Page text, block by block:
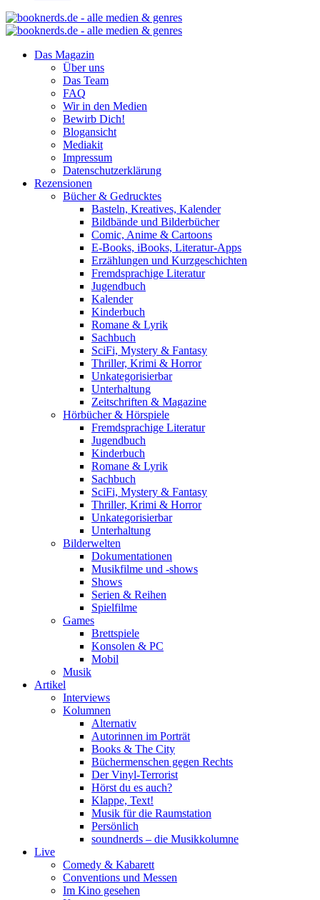
Das Magazin
Über uns
Das Team
FAQ
Wir in den Medien
Bewirb Dich!
Blogansicht
Mediakit
Impressum
Datenschutzerklärung
Rezensionen
Bücher & Gedrucktes
Basteln, Kreatives, Kalender
Bildbände und Bilderbücher
Comic, Anime & Cartoons
E-Books, iBooks, Literatur-Apps
Erzählungen und Kurzgeschichten
Fremdsprachige Literatur
Jugendbuch
Kalender
Kinderbuch
Romane & Lyrik
Sachbuch
SciFi, Mystery & Fantasy
Thriller, Krimi & Horror
Unkategorisierbar
Unterhaltung
Zeitschriften & Magazine
Hörbücher & Hörspiele
Fremdsprachige Literatur
Jugendbuch
Kinderbuch
Romane & Lyrik
Sachbuch
SciFi, Mystery & Fantasy
Thriller, Krimi & Horror
Unkategorisierbar
Unterhaltung
Bilderwelten
Dokumentationen
Musikfilme und -shows
Shows
Serien & Reihen
Spielfilme
Games
Brettspiele
Konsolen & PC
Mobil
Musik
Artikel
Interviews
Kolumnen
Alternativ
Autorinnen im Porträt
Books & The City
Büchermenschen gegen Rechts
Der Vinyl-Terrorist
Hörst du es auch?
Klappe, Text!
Musik für die Raumstation
Persönlich
soundnerds – die Musikkolumne
Live
Comedy & Kabarett
Conventions und Messen
Im Kino gesehen